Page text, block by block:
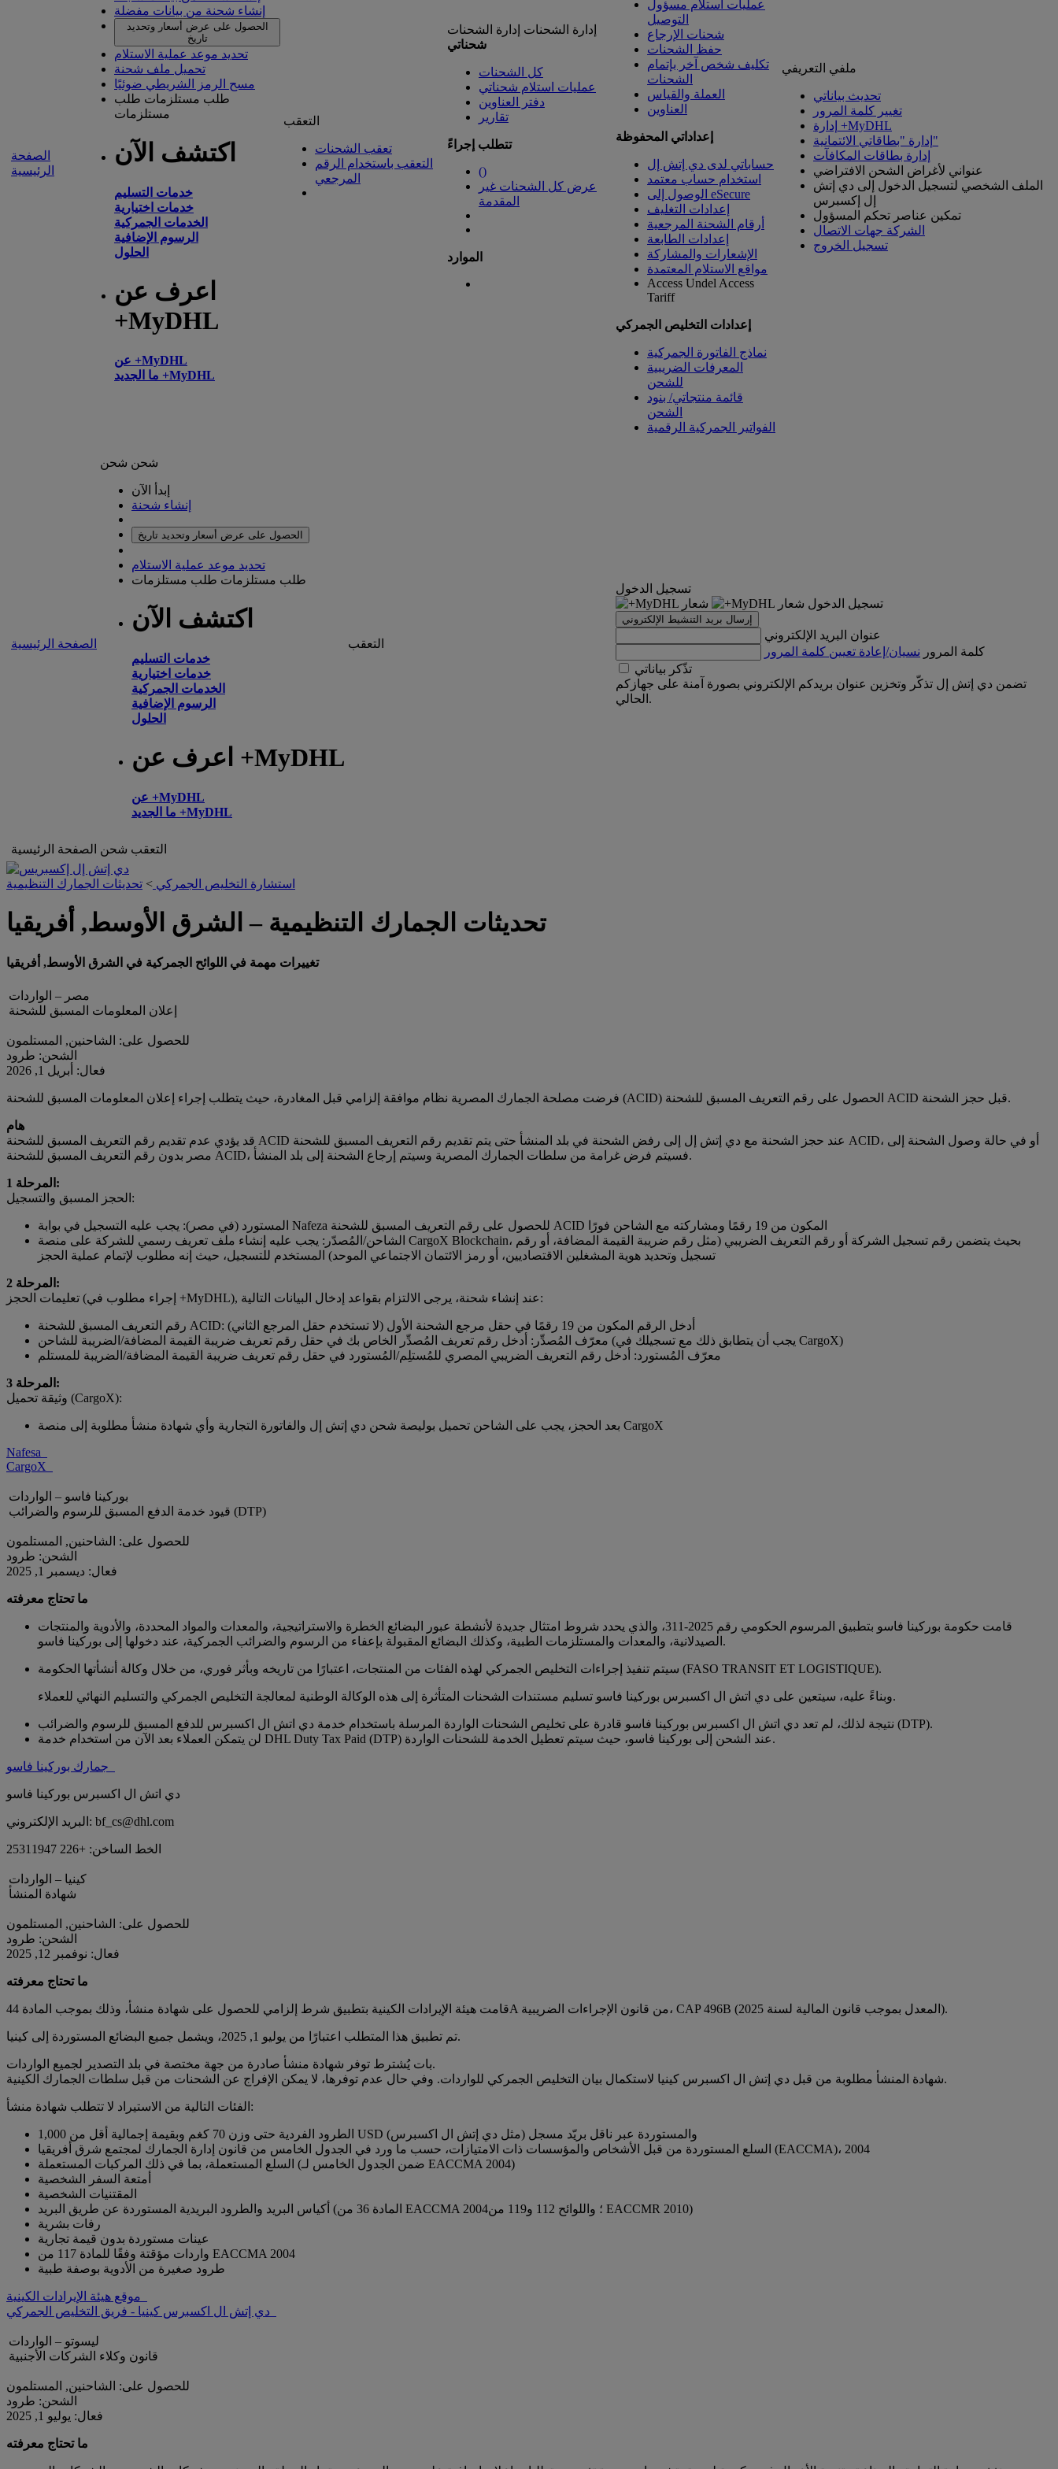
الصفحة
الرئيسية
إنشاء شحنة من بيانات مفضلة
الحصول على عرض أسعار وتحديد
تاريخ
تحديد موعد عملية الاستلام
تحميل ملف شحنة
مسح الرمز الشريطي ضوئيًا
طلب مستلزمات طلب
مستلزمات
اكتشف الآن
خدمات التسليم
خدمات اختيارية
الخدمات الجمركية
الرسوم الإضافية
الحلول
اعرف عن
+MyDHL
عن +MyDHL
ما الجديد +MyDHL
التعقب
تعقب الشحنات
التعقب باستخدام الرقم
المرجعي
إدارة الشحنات إدارة الشحنات
شحناتي
كل الشحنات
عمليات استلام شحناتي
دفتر العناوين
تقارير
تتطلب إجراءً
()
عرض كل الشحنات غير
المقدمة
الموارد
عمليات استلام مسؤول
التوصيل
شحنات الإرجاع
حفظ الشحنات
تكليف شخص آخر بإتمام
الشحنات
العملة والقياس
العناوين
إعداداتي المحفوظة
حساباتي لدى دي إتش إل
استخدام حساب معتمد
الوصول إلى eSecure
إعدادات التغليف
أرقام الشحنة المرجعية
إعدادات الطابعة
الإشعارات والمشاركة
مواقع الاستلام المعتمدة
Access Undel Access
Tariff
إعدادات التخليص الجمركي
نماذج الفاتورة الجمركية
المعرفات الضريبية
للشحن
قائمة منتجاتي/ بنود
الشحن
الفواتير الجمركية الرقمية
ملفي التعريفي
تحديث بياناتي
تغيير كلمة المرور
إدارة +MyDHL
إدارة "بطاقاتي الائتمانية"
إدارة بطاقات المكافآت
عنواني لأغراض الشحن الافتراضي
الملف الشخصي لتسجيل الدخول إلى دي إتش
إل إكسبرس
تمكين عناصر تحكم المسؤول
الشركة جهات الاتصال
تسجيل الخروج
الصفحة الرئيسية
شحن شحن
إبدأ الآن
إنشاء شحنة
الحصول على عرض أسعار وتحديد تاريخ
تحديد موعد عملية الاستلام
طلب مستلزمات طلب مستلزمات
اكتشف الآن
خدمات التسليم
خدمات اختيارية
الخدمات الجمركية
الرسوم الإضافية
الحلول
اعرف عن +MyDHL
عن +MyDHL
ما الجديد +MyDHL
التعقب
تسجيل الدخول
تسجيل الدخول
إرسال بريد التنشيط الإلكتروني
عنوان البريد الإلكتروني
كلمة المرور نسيان/إعادة تعيين كلمة المرور
تذّكر بياناتي
تضمن دي إتش إل تذكّر وتخزين عنوان بريدكم الإلكتروني بصورة آمنة على جهازكم
الحالي.
الصفحة الرئيسية شحن التعقب
استشارة التخليص الجمركي > تحديثات الجمارك التنظيمية
تحديثات الجمارك التنظيمية – الشرق الأوسط, أفريقيا
تغييرات مهمة في اللوائح الجمركية في الشرق الأوسط, أفريقيا
مصر – الواردات
إعلان المعلومات المسبق للشحنة
للحصول على: الشاحنين, المستلمون
الشحن: طرود
فعال: أبريل 1, 2026
فرضت مصلحة الجمارك المصرية نظام موافقة إلزامي قبل المغادرة، حيث يتطلب إجراء إعلان المعلومات المسبق للشحنة (ACID) الحصول على رقم التعريف المسبق للشحنة ACID قبل حجز الشحنة.
هام
قد يؤدي عدم تقديم رقم التعريف المسبق للشحنة ACID عند حجز الشحنة مع دي إتش إل إلى رفض الشحنة في بلد المنشأ حتى يتم تقديم رقم التعريف المسبق للشحنة ACID، أو في حالة وصول الشحنة إلى
مصر بدون رقم التعريف المسبق للشحنة ACID، فسيتم فرض غرامة من سلطات الجمارك المصرية وسيتم إرجاع الشحنة إلى بلد المنشأ.
المرحلة 1:
الحجز المسبق والتسجيل:
المستورد (في مصر): يجب عليه التسجيل في بوابة Nafeza للحصول على رقم التعريف المسبق للشحنة ACID المكون من 19 رقمًا ومشاركته مع الشاحن فورًا
الشاحن/المُصدّر: يجب عليه إنشاء ملف تعريف رسمي للشركة على منصة CargoX Blockchain، بحيث يتضمن رقم تسجيل الشركة أو رقم التعريف الضريبي (مثل رقم ضريبة القيمة المضافة، أو رقم
تسجيل وتحديد هوية المشغلين الاقتصاديين، أو رمز الائتمان الاجتماعي الموحد) المستخدم للتسجيل، حيث إنه مطلوب لإتمام عملية الحجز
المرحلة 2:
تعليمات الحجز (إجراء مطلوب في +MyDHL), عند إنشاء شحنة، يرجى الالتزام بقواعد إدخال البيانات التالية:
رقم التعريف المسبق للشحنة ACID: أدخل الرقم المكون من 19 رقمًا في حقل مرجع الشحنة الأول (لا تستخدم حقل المرجع الثاني)
معرّف المُصدِّر: أدخل رقم تعريف المُصدِّر الخاص بك في حقل رقم تعريف ضريبة القيمة المضافة/الضريبة للشاحن (يجب أن يتطابق ذلك مع تسجيلك في CargoX)
معرّف المُستورد: أدخل رقم التعريف الضريبي المصري للمُستلِم/المُستورد في حقل رقم تعريف ضريبة القيمة المضافة/الضريبة للمستلم
المرحلة 3:
وثيقة تحميل (CargoX):
بعد الحجز، يجب على الشاحن تحميل بوليصة شحن دي إتش إل والفاتورة التجارية وأي شهادة منشأ مطلوبة إلى منصة CargoX
Nafesa
CargoX
بوركينا فاسو – الواردات
قيود خدمة الدفع المسبق للرسوم والضرائب (DTP)
للحصول على: الشاحنين, المستلمون
الشحن: طرود
فعال: ديسمبر 1, 2025
ما تحتاج معرفته
قامت حكومة بوركينا فاسو بتطبيق المرسوم الحكومي رقم 2025-311، والذي يحدد شروط امتثال جديدة لأنشطة عبور البضائع الخطرة والاستراتيجية، والمعدات والمواد المحددة، والأدوية والمنتجات
الصيدلانية، والمعدات والمستلزمات الطبية، وكذلك البضائع المقبولة بإعفاء من الرسوم والضرائب الجمركية، عند دخولها إلى بوركينا فاسو.
سيتم تنفيذ إجراءات التخليص الجمركي لهذه الفئات من المنتجات، اعتبارًا من تاريخه وبأثر فوري، من خلال وكالة أنشأتها الحكومة (FASO TRANSIT ET LOGISTIQUE).
وبناءً عليه، سيتعين على دي اتش ال اكسبرس بوركينا فاسو تسليم مستندات الشحنات المتأثرة إلى هذه الوكالة الوطنية لمعالجة التخليص الجمركي والتسليم النهائي للعملاء.
نتيجة لذلك، لم تعد دي اتش ال اكسبرس بوركينا فاسو قادرة على تخليص الشحنات الواردة المرسلة باستخدام خدمة دي اتش ال اكسبرس للدفع المسبق للرسوم والضرائب (DTP).
لن يتمكن العملاء بعد الآن من استخدام خدمة DHL Duty Tax Paid (DTP) عند الشحن إلى بوركينا فاسو، حيث سيتم تعطيل الخدمة للشحنات الواردة.
دي اتش ال اكسبرس بوركينا فاسو
البريد الإلكتروني: bf_cs@dhl.com
الخط الساخن: +226 25311947
كينيا – الواردات
شهادة المنشأ
للحصول على: الشاحنين, المستلمون
الشحن: طرود
فعال: نوفمبر 12, 2025
ما تحتاج معرفته
قامت هيئة الإيرادات الكينية بتطبيق شرط إلزامي للحصول على شهادة منشأ، وذلك بموجب المادة 44A من قانون الإجراءات الضريبية، CAP 496B (المعدل بموجب قانون المالية لسنة 2025).
تم تطبيق هذا المتطلب اعتبارًا من يوليو 1, 2025، ويشمل جميع البضائع المستوردة إلى كينيا.
بات يُشترط توفر شهادة منشأ صادرة من جهة مختصة في بلد التصدير لجميع الواردات.
شهادة المنشأ مطلوبة من قبل دي إتش ال اكسبرس كينيا لاستكمال بيان التخليص الجمركي للواردات. وفي حال عدم توفرها، لا يمكن الإفراج عن الشحنات من قبل سلطات الجمارك الكينية.
الفئات التالية من الاستيراد لا تتطلب شهادة منشأ:
الطرود الفردية حتى وزن 70 كغم وبقيمة إجمالية أقل من 1,000 USD والمستوردة عبر ناقل بريّد مسجل (مثل دي إتش ال اكسبرس)
السلع المستوردة من قبل الأشخاص والمؤسسات ذات الامتيازات، حسب ما ورد في الجدول الخامس من قانون إدارة الجمارك لمجتمع شرق أفريقيا (EACCMA)، 2004
السلع المستعملة، بما في ذلك المركبات المستعملة (ضمن الجدول الخامس لـ EACCMA 2004)
أمتعة السفر الشخصية
المقتنيات الشخصية
أكياس البريد والطرود البريدية المستوردة عن طريق البريد (المادة 36 من EACCMA 2004؛ واللوائح 112 و119 من EACCMR 2010)
رفات بشرية
عينات مستوردة بدون قيمة تجارية
واردات مؤقتة وفقًا للمادة 117 من EACCMA 2004
طرود صغيرة من الأدوية بوصفة طبية
ليسوتو – الواردات
قانون وكلاء الشركات الأجنبية
للحصول على: الشاحنين, المستلمون
الشحن: طرود
فعال: يوليو 1, 2025
ما تحتاج معرفته